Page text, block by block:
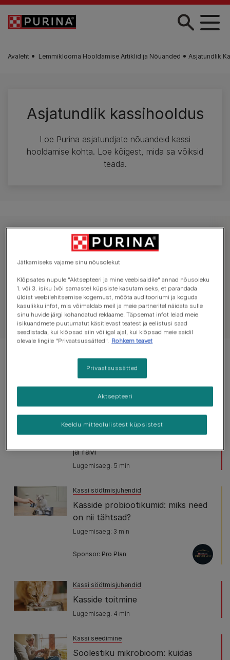
Liigu edasi põhisisu juurde
Avaleht Lemmiklooma Hooldamise Artiklid ja Nõuanded Asjatundlik
Asjatundlik kassihooldus
Loe Purina asjatundjate nõuandeid kassi
hooldamise kohta. Loe kõigest, mida sa võiksid
teada.
Tutvu kassihooldusega
Kassipoeg Käitumine Tervis
Näitan 12 artiklit 44-st
Populaarsed artiklid
Kassiparasiidid
ja ravi
Lugemisaeg: 5 min
Kassi söötmisjuhendid
Kasside probiootikumid: miks need
on nii tähtsad?
Lugemisaeg: 3 min
Sponsor: Pro Plan
Kassi söötmisjuhendid
Kasside toitmine
Lugemisaeg: 4 min
Kassi seedimine
Soolestiku mikrobioom: kuidas
Jätkamiseks vajame sinu nõusolekut
Klõpsates nupule "Aktsepteeri ja mine veebisaidile" annad nõusoleku
1. või 3. isiku (või sarnaste) küpsiste kasutamiseks, et parandada
üldist veebilehitsemise kogemust, mõõta auditooriumi ja koguda
kasulikku infot, mis võimaldab meil ja meie partneritel näidata sulle
sinu huvide järgi kohandatud reklaame. Täpsemat infot leiad meie
isikuandmete puutumatut käsitlevast teatest ja eelistusi saad
seadistada, kui klõpsad siin või igal ajal, kui klõpsad meie saidil
olevale lingile "Privaatsussätted". Rohkem teavet
Privaatsussätted
Keeldu mitteolulistest küpsistest
Aktsepteeri